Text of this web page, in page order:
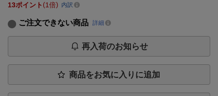
13ポイント 1倍 内訳
ご注文できない商品 詳細
再入荷のお知らせ
商品をお気に入りに追加